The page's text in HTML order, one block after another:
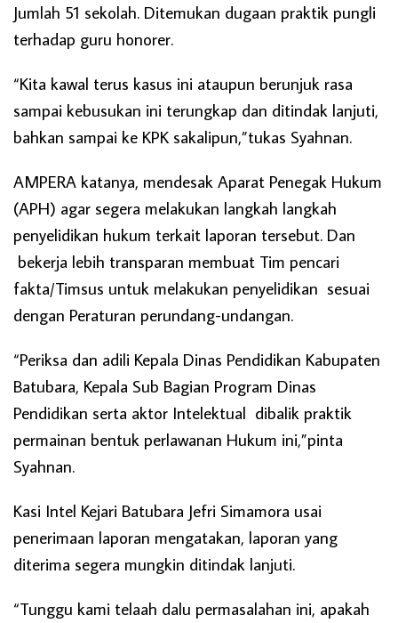
Jumlah 51 sekolah. Ditemukan dugaan praktik pungli
terhadap guru honorer.
“Kita kawal terus kasus ini ataupun berunjuk rasa
sampai kebusukan ini terungkap dan ditindak lanjuti,
bahkan sampai ke KPK sakalipun,”tukas Syahnan.
AMPERA katanya, mendesak Aparat Penegak Hukum
(APH) agar segera melakukan langkah langkah
penyelidikan hukum terkait laporan tersebut. Dan
bekerja lebih transparan membuat Tim pencari
fakta/Timsus untuk melakukan penyelidikan sesuai
dengan Peraturan perundang-undangan.
“Periksa dan adili Kepala Dinas Pendidikan Kabupaten
Batubara, Kepala Sub Bagian Program Dinas
Pendidikan serta aktor Intelektual dibalik praktik
permainan bentuk perlawanan Hukum ini,”pinta
Syahnan.
Kasi Intel Kejari Batubara Jefri Simamora usai
penerimaan laporan mengatakan, laporan yang
diterima segera mungkin ditindak lanjuti.
“Tunggu kami telaah dalu permasalahan ini, apakah